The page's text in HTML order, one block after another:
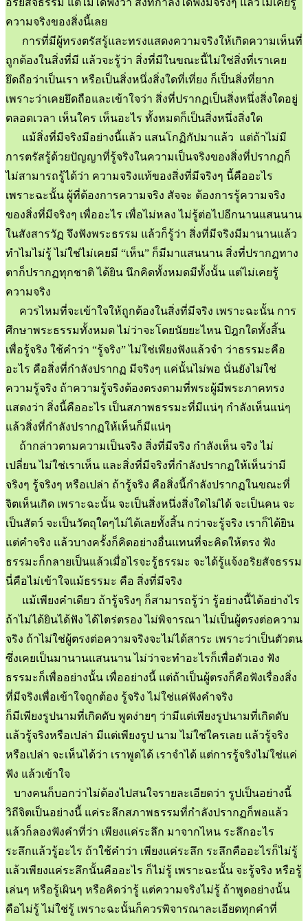
ความจริงของสิ่งนี้เลย
การที่มีผู้ทรงตรัสรู้และทรงแสดงความจริงให้เกิดความเห็นที่
ถูกต้องในสิ่งที่มี แล้วจะรู้ว่า สิ่งที่มีในขณะนี้ไม่ใช่สิ่งที่เราเคย
ยึดถือว่าเป็นเรา หรือเป็นสิ่งหนึ่งสิ่งใดที่เที่ยง ก็เป็นสิ่งที่ยาก
เพราะว่าเคยยึดถือและเข้าใจว่า สิ่งที่ปรากฏเป็นสิ่งหนึ่งสิ่งใดอยู่
ตลอดเวลา เห็นใคร เห็นอะไร ทั้งหมดก็เป็นสิ่งหนึ่งสิ่งใด
แม้สิ่งที่มีจริงมีอย่างนี้แล้ว แสนโกฏิกัปมาแล้ว แต่ถ้าไม่มี
การตรัสรู้ด้วยปัญญาที่รู้จริงในความเป็นจริงของสิ่งที่ปรากฏก็
ไม่สามารถรู้ได้ว่า ความจริงแท้ของสิ่งที่มีจริงๆ นี้คืออะไร
เพราะฉะนั้น ผู้ที่ต้องการความจริง สัจจะ ต้องการรู้ความจริง
ของสิ่งที่มีจริงๆ เพื่ออะไร เพื่อไม่หลง ไม่รู้ต่อไปอีกนานแสนนาน
ในสังสารวัฏ จึงฟังพระธรรม แล้วก็รู้ว่า สิ่งที่มีจริงมีมานานแล้ว
ทำไมไม่รู้ ไม่ใช่ไม่เคยมี “เห็น” ก็มีมาแสนนาน สิ่งที่ปรากฏทาง
ตาก็ปรากฏทุกชาติ ได้ยิน นึกคิดทั้งหมดมีทั้งนั้น แต่ไม่เคยรู้
ความจริง
ควรไหมที่จะเข้าใจให้ถูกต้องในสิ่งที่มีจริง เพราะฉะนั้น การ
ศึกษาพระธรรมทั้งหมด ไม่ว่าจะโดยนัยยะไหน ปิฎกใดทั้งสิ้น
เพื่อรู้จริง ใช้คำว่า “รู้จริง” ไม่ใช่เพียงฟังแล้วจำ ว่าธรรมะคือ
อะไร คือสิ่งที่กำลังปรากฏ มีจริงๆ แค่นั้นไม่พอ นั่นยังไม่ใช่
ความรู้จริง ถ้าความรู้จริงต้องตรงตามที่พระผู้มีพระภาคทรง
แสดงว่า สิ่งนี้คืออะไร เป็นสภาพธรรมะที่มีแน่ๆ กำลังเห็นแน่ๆ
แล้วสิ่งที่กำลังปรากฏให้เห็นก็มีแน่ๆ
ถ้ากล่าวตามความเป็นจริง สิ่งที่มีจริง กำลังเห็น จริง ไม่
เปลี่ยน ไม่ใช่เราเห็น และสิ่งที่มีจริงที่กำลังปรากฏให้เห็นว่ามี
จริงๆ รู้จริงๆ หรือเปล่า ถ้ารู้จริง คือสิ่งนี้กำลังปรากฏในขณะที่
จิตเห็นเกิด เพราะฉะนั้น จะเป็นสิ่งหนึ่งสิ่งใดไม่ได้ จะเป็นคน จะ
เป็นสัตว์ จะเป็นวัตถุใดๆไม่ได้เลยทั้งสิ้น กว่าจะรู้จริง เราก็ได้ยิน
แต่คำจริง แล้วบางครั้งก็คิดอย่างอื่นแทนที่จะคิดให้ตรง ฟัง
ธรรมะก็กลายเป็นแล้วเมื่อไรจะรู้ธรรมะ จะได้รู้แจ้งอริยสัจธรรม
นี่คือไม่เข้าใจแม้ธรรมะ คือ สิ่งที่มีจริง
แม้เพียงคำเดียว ถ้ารู้จริงๆ ก็สามารถรู้ว่า รู้อย่างนี้ได้อย่างไร
ถ้าไม่ได้ยินได้ฟัง ได้ไตร่ตรอง ไม่พิจารณา ไม่เป็นผู้ตรงต่อความ
จริง ถ้าไม่ใช่ผู้ตรงต่อความจริงจะไม่ได้สาระ เพราะว่าเป็นตัวตน
ซึ่งเคยเป็นมานานแสนนาน ไม่ว่าจะทำอะไรก็เพื่อตัวเอง ฟัง
ธรรมะก็เพื่ออย่างนั้น เพื่ออย่างนี้ แต่ถ้าเป็นผู้ตรงก็คือฟังเรื่องสิ่ง
ที่มีจริงเพื่อเข้าใจถูกต้อง รู้จริง ไม่ใช่แค่ฟังคำจริง
ก็มีเพียงรูปนามที่เกิดดับ พูดง่ายๆ ว่ามีแต่เพียงรูปนามที่เกิดดับ
แล้วรู้จริงหรือเปล่า มีแต่เพียงรูป นาม ไม่ใช่ใครเลย แล้วรู้จริง
หรือเปล่า จะเห็นได้ว่า เราพูดได้ เราจำได้ แต่การรู้จริงไม่ใช่แค่
ฟัง แล้วเข้าใจ
บางคนก็บอกว่าไม่ต้องไปสนใจรายละเอียดว่า รูปเป็นอย่างนี้
วิถีจิตเป็นอย่างนี้ แค่ระลึกสภาพธรรมที่กำลังปรากฏก็พอแล้ว
แล้วก็ลองฟังคำที่ว่า เพียงแค่ระลึก มาจากไหน ระลึกอะไร
ระลึกแล้วรู้อะไร ถ้าใช้คำว่า เพียงแค่ระลึก ระลึกคืออะไรก็ไม่รู้
แล้วเพียงแค่ระลึกนั้นคืออะไร ก็ไม่รู้ เพราะฉะนั้น จะรู้จริง หรือรู้
เล่นๆ หรือรู้เผินๆ หรือคิดว่ารู้ แต่ความจริงไม่รู้ ถ้าพูดอย่างนั้น
คือไม่รู้ ไม่ใช่รู้ เพราะฉะนั้นก็ควรพิจารณาละเอียดทุกคำที่